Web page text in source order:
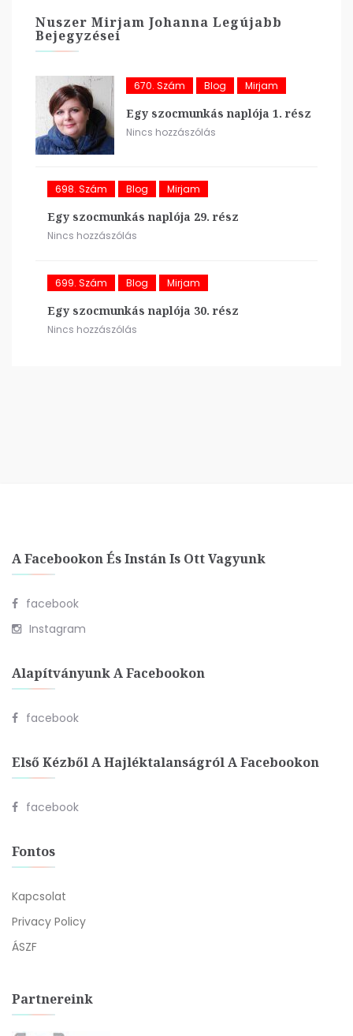
Nuszer Mirjam Johanna Legújabb
Bejegyzései
670. Szám Blog Mirjam
Egy szocmunkás naplója 1. rész
Nincs hozzászólás
698. Szám Blog Mirjam
Egy szocmunkás naplója 29. rész
Nincs hozzászólás
699. Szám Blog Mirjam
Egy szocmunkás naplója 30. rész
Nincs hozzászólás
A Facebookon És Instán Is Ott Vagyunk
facebook
Instagram
Alapítványunk A Facebookon
facebook
Első Kézből A Hajléktalanságról A Facebookon
facebook
Fontos
Kapcsolat
Privacy Policy
ÁSZF
Partnereink